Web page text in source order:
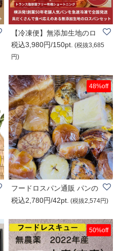
【冷凍便】無添加生地のロ
スパンセットM..
税込3,980円/150pt. (税抜3,685
円)
48%off
フードロスパン通販 パンの
詰め合わせ（5..
税込2,780円/42pt. (税抜2,574円)
50%off